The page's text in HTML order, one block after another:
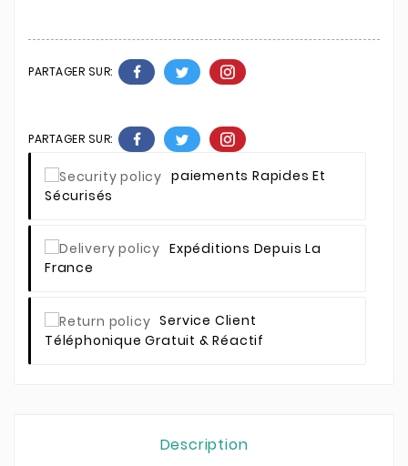
PARTAGER SUR:
PARTAGER SUR:
Paiements Rapides Et
Sécurisés
Expéditions Depuis La
France
Service Client
Téléphonique Gratuit & Réactif
Description